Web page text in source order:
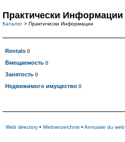
Практически Информации
Каталог > Практически Информации
Rentals 0
Вмещаемость 0
Занятость 0
Недвижимого имущество 0
Web directory • Webverzeichnis • Annuaire du web